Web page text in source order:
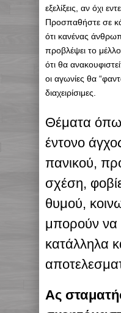
εξελίξεις, αν όχι
Προσπαθήστε σε
ότι κανένας
προβλέψει το
ότι θα
οι αγωνίες θα
διαχειρίσιμες.
Θέματα
έντονο
πανικού,
σχέση,
θυμού,
μπορούν να
κατάλληλα
Ας